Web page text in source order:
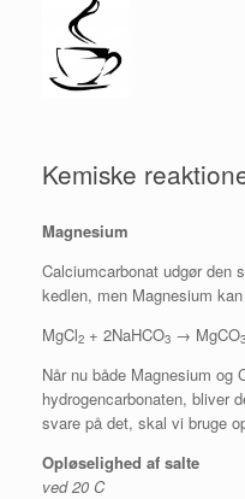
Kemiske
Magnesium
Calciumcarbonat udgør den
kedlen, men Magnesium
MgCl2 + 2NaHCO3 → MgCO3
Når nu både Magnesium
hydrogencarbonaten, bliver
svare på det, skal vi bruge
Opløselighed af salte
ved 20 C